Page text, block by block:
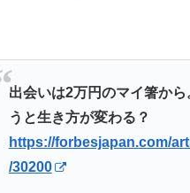
出会いは2万円のマイ箸か
うと生き方が変わる？
https://forbesjapan.com/
/30200